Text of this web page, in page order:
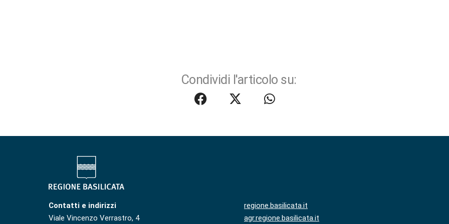
Condividi l'articolo su:
Contatti e indirizzi
Viale Vincenzo Verrastro, 4
regione.basilicata.it
agr.regione.basilicata.it